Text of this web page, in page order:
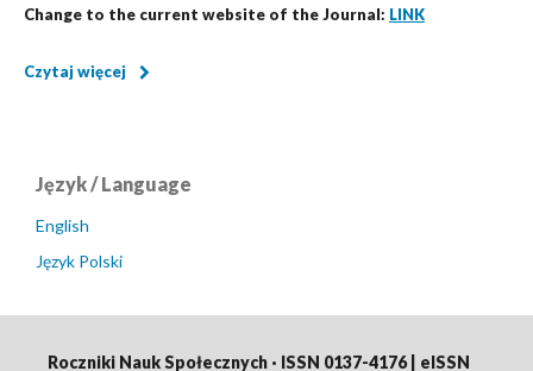
Change to the current website of the Journal: LINK
Czytaj więcej
Język / Language
English
Język Polski
Roczniki Nauk Społecznych · ISSN 0137-4176 | eISSN